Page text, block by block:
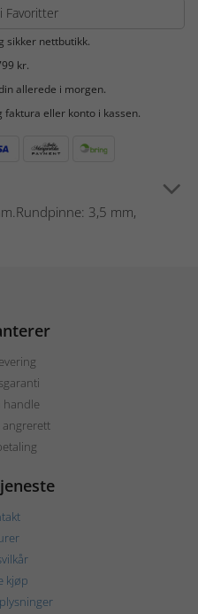
Favoritter
sikker nettbutikk.
kr.
allerede i morgen.
faktura eller konto i kassen.
3,5 mm,
handle
angrerett
kjøp